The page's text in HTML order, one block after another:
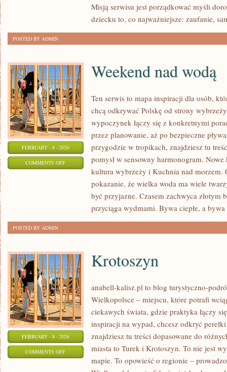
Misją serwisu jest porządkować myśli
dziecku to, co najważniejsze: zaufanie,
POSTED BY ADMIN
FEBRUARY - 8 - 2026
COMMENTS OFFON
Weekend nad wodą
Ten serwis to mapa inspiracji dla osób,
chcą odkrywać Polskę od strony
wypoczynek łączy się z konkretnymi
przez planowanie, aż po bezpieczne
przygodzie w tropikach, znajdziesz tu
pomysł w sensowny harmonogram.
kultura wybrzeży i Kuchnia nad morzem.
pokazanie, że wielka woda ma wiele
być przyjazne. Czasem zachwyca złotym
przyciąga wydmami. Bywa ciepłe, a bywa
POSTED BY ADMIN
FEBRUARY - 8 - 2026
COMMENTS OFFON
KROTOSZYN
Krotoszyn
anabell-kalisz.pl to blog turystyczno-
Wielkopolsce – miejscu, które potrafi
ciekawych świata, gdzie praktyka łączy
inspiracji na wypad, chcesz odkryć
znajdziesz tu treści dopasowane do
miasta to Turek i Krotoszyn. To nie jest
mapie. To opowieść o regionie –